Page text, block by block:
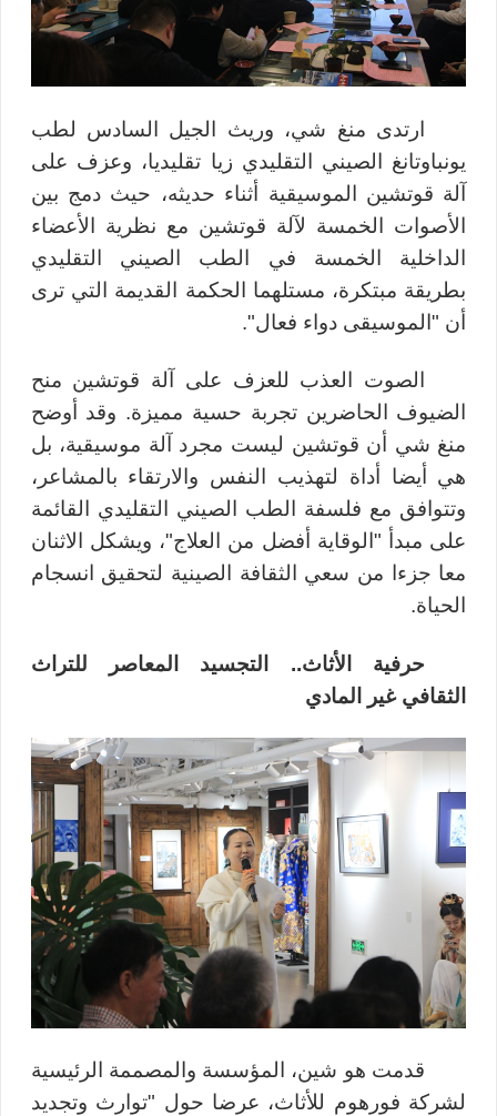
ارتدى منغ شي، وريث الجيل السادس لطب
يونباوتانغ الصيني التقليدي زيا تقليديا، وعزف على
آلة قوتشين الموسيقية أثناء حديثه، حيث دمج بين
الأصوات الخمسة لآلة قوتشين مع نظرية الأعضاء
الداخلية الخمسة في الطب الصيني التقليدي
بطريقة مبتكرة، مستلهما الحكمة القديمة التي ترى
أن "الموسيقى دواء فعال".
الصوت العذب للعزف على آلة قوتشين منح
الضيوف الحاضرين تجربة حسية مميزة. وقد أوضح
منغ شي أن قوتشين ليست مجرد آلة موسيقية، بل
هي أيضا أداة لتهذيب النفس والارتقاء بالمشاعر،
وتتوافق مع فلسفة الطب الصيني التقليدي القائمة
على مبدأ "الوقاية أفضل من العلاج"، ويشكل الاثنان
معا جزءا من سعي الثقافة الصينية لتحقيق انسجام
الحياة.
حرفية الأثاث.. التجسيد المعاصر للتراث
الثقافي غير المادي
قدمت هو شين، المؤسسة والمصممة الرئيسية
لشركة فورهوم للأثاث، عرضا حول "توارث وتجديد